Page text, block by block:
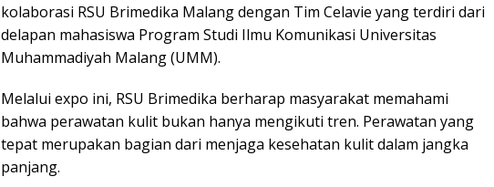
kolaborasi RSU Brimedika Malang dengan Tim Celavie yang terdiri dari
delapan mahasiswa Program Studi Ilmu Komunikasi Universitas
Muhammadiyah Malang (UMM).
Melalui expo ini, RSU Brimedika berharap masyarakat memahami
bahwa perawatan kulit bukan hanya mengikuti tren. Perawatan yang
tepat merupakan bagian dari menjaga kesehatan kulit dalam jangka
panjang.